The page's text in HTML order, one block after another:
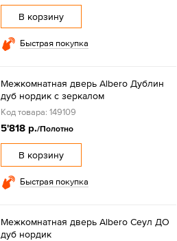
В корзину
Быстрая покупка
Межкомнатная дверь Albero Дублин
дуб нордик с зеркалом
Код товара: 149109
5'818 р./Полотно
В корзину
Быстрая покупка
Межкомнатная дверь Albero Сеул ДО
дуб нордик